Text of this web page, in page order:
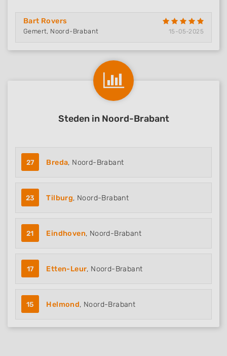
Bart Rovers
Gemert, Noord-Brabant 15-05-2025
Steden in Noord-Brabant
27 Breda, Noord-Brabant
23 Tilburg, Noord-Brabant
21 Eindhoven, Noord-Brabant
17 Etten-Leur, Noord-Brabant
15 Helmond, Noord-Brabant